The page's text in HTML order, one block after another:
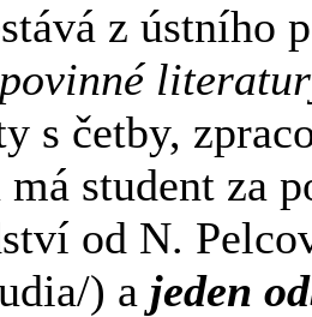
z
s četby,
student za
od N.
) a jeden